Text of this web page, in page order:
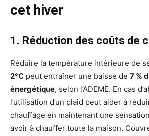
cet hiver
1. Réduction des coûts de
Réduire la température intérieure de
2°C peut entraîner une baisse de 7 %
énergétique, selon l’ADEME. En cas
l’utilisation d’un plaid peut aider à
chauffage en maintenant une
avoir à chauffer toute la maison.